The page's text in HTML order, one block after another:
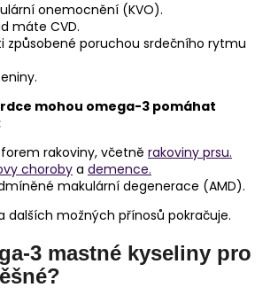
onemocnění (KVO).
máte CVD.
způsobené poruchou srdečního rytmu
mohou omega-3 pomáhat
rakoviny, včetně rakoviny prsu.
choroby a demence.
makulární degenerace (AMD).
dalších možných přínosů pokračuje.
3 mastné kyseliny pro